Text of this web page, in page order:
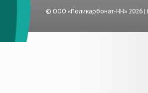
© ООО «Поликарбонат-НН» 2026